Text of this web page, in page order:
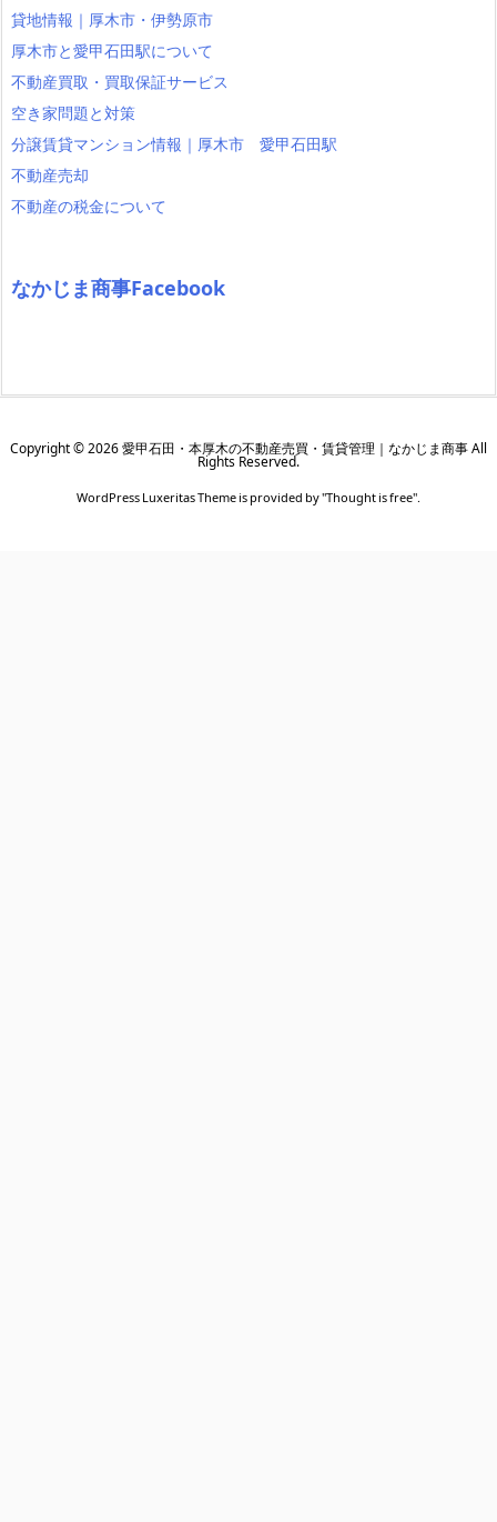
貸地情報｜厚木市・伊勢原市
厚木市と愛甲石田駅について
不動産買取・買取保証サービス
空き家問題と対策
分譲賃貸マンション情報｜厚木市 愛甲石田駅
不動産売却
不動産の税金について
なかじま商事Facebook
Copyright ©2026愛甲石田・本厚木の不動産売買・賃貸管理｜なかじま商事All
Rights Reserved.
WordPress Luxeritas Theme is provided by "Thought is free".